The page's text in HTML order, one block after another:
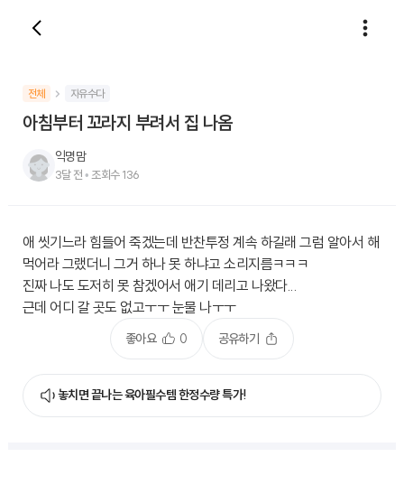
전체 자유수다
아침부터 꼬라지 부려서 집 나옴
익명맘
3달 전 • 조회수136
애 씻기느라 힘들어 죽겠는데 반찬투정 계속 하길래 그럼 알아서 해
먹어라 그랬더니 그거 하나 못 하냐고 소리지름ㅋㅋㅋ
진짜 나도 도저히 못 참겠어서 애기 데리고 나왔다...
근데 어디 갈 곳도 없고ㅜㅜ 눈물 나ㅜㅜ
좋아요 0 공유하기
놓치면 끝나는 육아필수템 한정수량 특가!